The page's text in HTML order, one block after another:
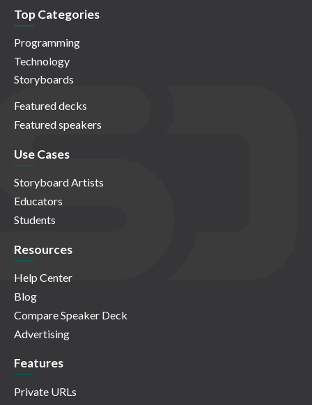
Top Categories
Programming
Technology
Storyboards
Featured decks
Featured speakers
Use Cases
Storyboard Artists
Educators
Students
Resources
Help Center
Blog
Compare Speaker Deck
Advertising
Features
Private URLs